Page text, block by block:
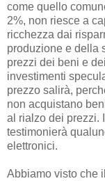
come quello
2%, non riesce a
ricchezza dai
produzione e della
prezzi dei beni e
investimenti
prezzo salirà,
non acquistano
al rialzo dei prezzi.
testimonierà
elettronici.
Abbiamo visto che